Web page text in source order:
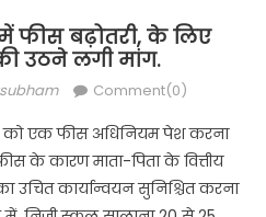
फीस बढ़ोतरी, के लिए
उठने लगी मांग.
Comment(0)
को एक फीस अधिनियम पेश करना
के कारण माता-पिता के वित्तीय
कार्यान्वयन सुनिश्चित करना